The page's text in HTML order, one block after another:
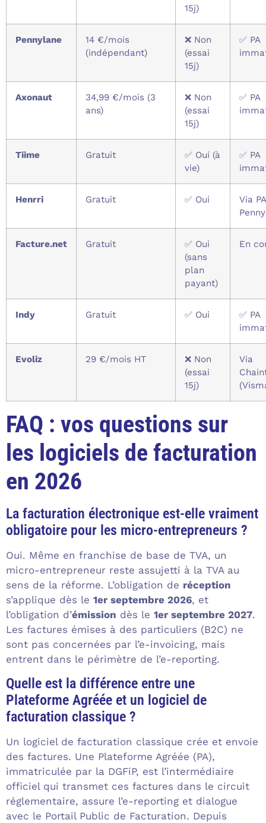
15j)
Pennylane
14 €/mois
(indépendant)
❌ Non
(essai
15j)
✅ PA
Axonaut
34,99 €/mois (3
ans)
❌ Non
(essai
15j)
✅ PA
Tiime Gratuit
✅ Oui (à
vie)
✅ PA
Henrri Gratuit ✅ Oui
Via PA
Facture.net Gratuit
✅ Oui
(sans
plan
payant)
En
Indy Gratuit ✅ Oui
✅ PA
Evoliz 29 €/mois HT
❌ Non
(essai
15j)
Via
FAQ : vos questions sur
les logiciels de facturation
en 2026
La facturation électronique est-elle vraiment
obligatoire pour les micro-entrepreneurs ?
Oui. Même en franchise de base de TVA, un
micro-entrepreneur reste assujetti à la TVA au
sens de la réforme. L’obligation de réception
s’applique dès le 1er septembre 2026, et
l’obligation d’émission dès le 1er septembre 2027.
Les factures émises à des particuliers (B2C) ne
sont pas concernées par l’e-invoicing, mais
entrent dans le périmètre de l’e-reporting.
Quelle est la différence entre une
Plateforme Agréée et un logiciel de
facturation classique ?
Un logiciel de facturation classique crée et envoie
des factures. Une Plateforme Agréée (PA),
immatriculée par la DGFiP, est l’intermédiaire
officiel qui transmet ces factures dans le circuit
réglementaire, assure l’e-reporting et dialogue
avec le Portail Public de Facturation. Depuis